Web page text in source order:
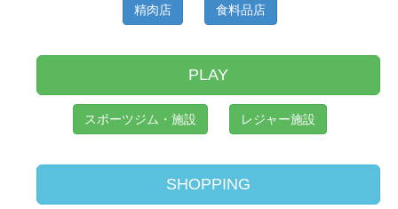
精肉店 食料品店
PLAY
スポーツジム・施設 レジャー施設
SHOPPING